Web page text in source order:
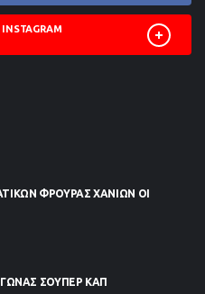
ΦΡΟΥΡΆΣ ΧΑΝΊΩΝ ΟΙ
ΣΟΥΠΕΡ ΚΑΠ